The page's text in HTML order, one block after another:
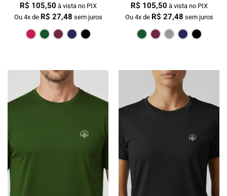
R$ 105,50 à vista no PIX
Ou 4x de R$ 27,48 sem juros
PinkVerde EscuroMarinhoPreto
R$ 105,50 à vista no PIX
Ou 4x de R$ 27,48 sem juros
Verde Escuro
Bordô